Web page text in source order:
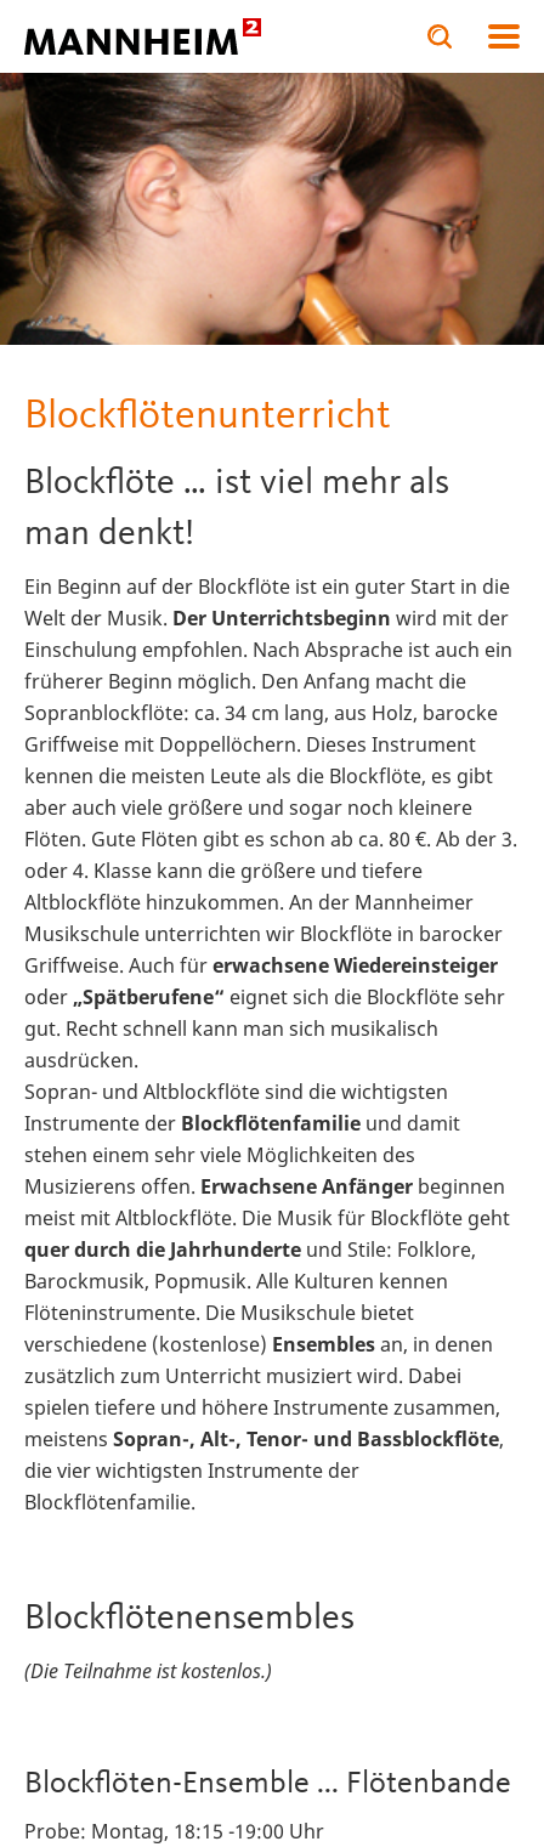
Toggle
search
input
form
Toggle
search
input
Blockflötenunterricht
Blockflöte … ist viel mehr als
man denkt!
Ein Beginn auf der Blockflöte ist ein guter Start in die
Welt der Musik. Der Unterrichtsbeginn wird mit der
Einschulung empfohlen. Nach Absprache ist auch ein
früherer Beginn möglich. Den Anfang macht die
Sopranblockflöte: ca. 34 cm lang, aus Holz, barocke
Griffweise mit Doppellöchern. Dieses Instrument
kennen die meisten Leute als die Blockflöte, es gibt
aber auch viele größere und sogar noch kleinere
Flöten. Gute Flöten gibt es schon ab ca. 80 €. Ab der 3.
oder 4. Klasse kann die größere und tiefere
Altblockflöte hinzukommen. An der Mannheimer
Musikschule unterrichten wir Blockflöte in barocker
Griffweise. Auch fürerwachsene Wiedereinsteiger
oder „Spätberufene“ eignet sich die Blockflöte sehr
gut. Recht schnell kann man sich musikalisch
ausdrücken.
Sopran- und Altblockflöte sind die wichtigsten
Instrumente der Blockflötenfamilie und damit
stehen einem sehr viele Möglichkeiten des
Musizierens offen. Erwachsene Anfänger beginnen
meist mit Altblockflöte. Die Musik für Blockflöte geht
quer durch die Jahrhunderte und Stile: Folklore,
Barockmusik, Popmusik. Alle Kulturen kennen
Flöteninstrumente. Die Musikschule bietet
verschiedene (kostenlose) Ensemblesan, in denen
zusätzlich zum Unterricht musiziert wird. Dabei
spielen tiefere und höhere Instrumente zusammen,
meistens Sopran-, Alt-, Tenor- und Bassblockflöte,
die vier wichtigsten Instrumente der
Blockflötenfamilie.
Blockflötenensembles
(Die Teilnahme ist kostenlos.)
Blockflöten-Ensemble ... Flötenbande
Probe: Montag, 18:15 -19:00 Uhr